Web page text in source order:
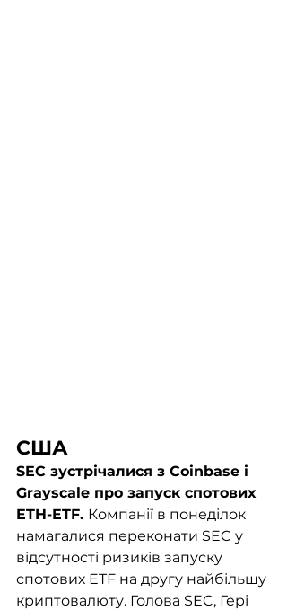
США
SEC зустрічалися з Coinbase і
Grayscale про запуск спотових
ETH-ETF. Компанії в понеділок
намагалися переконати SEC у
відсутності ризиків запуску
спотових ETF на другу найбільшу
криптовалюту. Голова SEC, Гері